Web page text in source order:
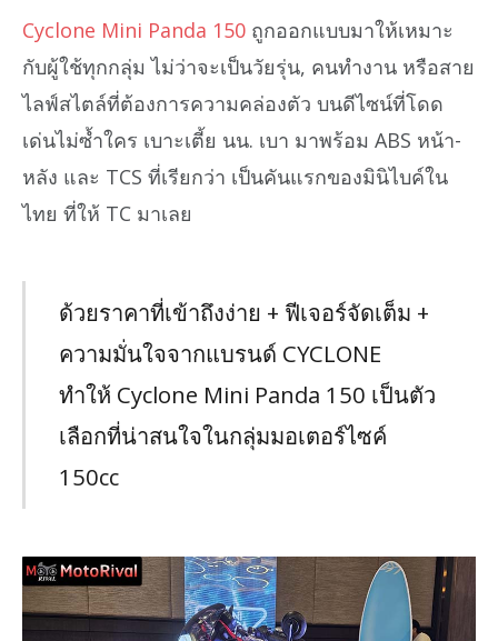
Cyclone Mini Panda 150 ถูกออกแบบมาให้เหมาะ
กับผู้ใช้ทุกกลุ่ม ไม่ว่าจะเป็นวัยรุ่น, คนทำงาน หรือสาย
ไลฟ์สไตล์ที่ต้องการความคล่องตัว บนดีไซน์ที่โดด
เด่นไม่ซ้ำใคร เบาะเตี้ย นน. เบา มาพร้อม ABS หน้า-
หลัง และ TCS ที่เรียกว่า เป็นคันแรกของมินิไบค์ใน
ไทย ที่ให้ TC มาเลย
ด้วยราคาที่เข้าถึงง่าย + ฟีเจอร์จัดเต็ม +
ความมั่นใจจากแบรนด์ CYCLONE
ทำให้ Cyclone Mini Panda 150 เป็นตัว
เลือกที่น่าสนใจในกลุ่มมอเตอร์ไซค์
150cc